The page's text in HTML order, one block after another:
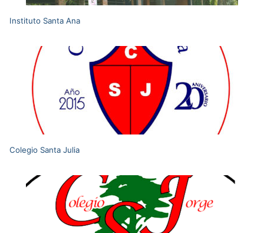
Instituto Santa Ana
Colegio Santa Julia